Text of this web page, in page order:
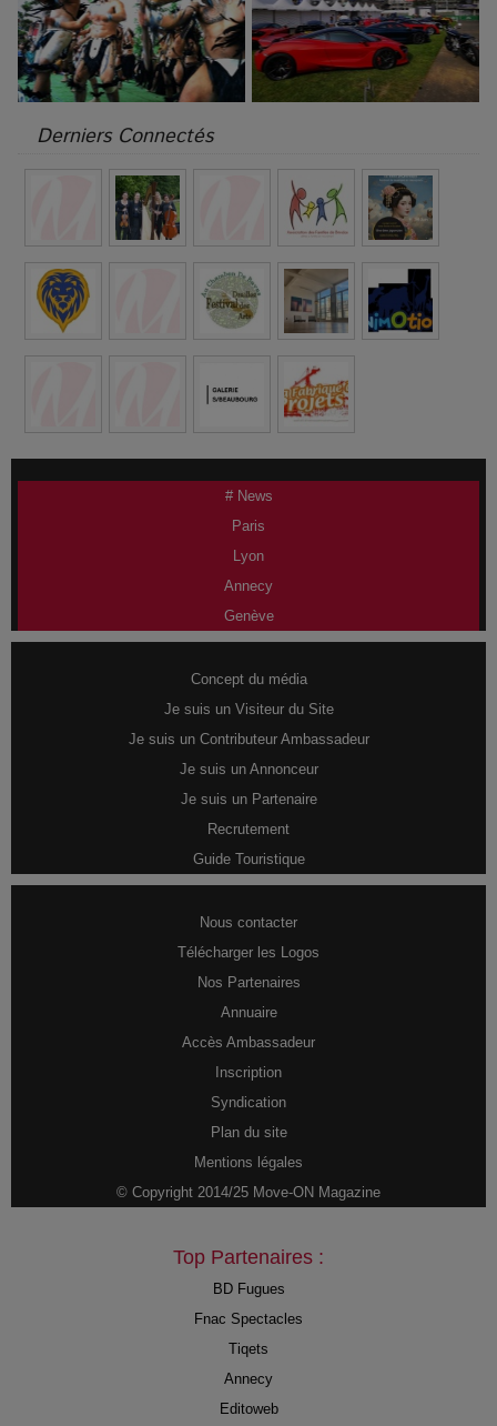
Derniers Connectés
# News
Paris
Lyon
Annecy
Genève
Concept du média
Je suis un Visiteur du Site
Je suis un Contributeur Ambassadeur
Je suis un Annonceur
Je suis un Partenaire
Recrutement
Guide Touristique
Nous contacter
Télécharger les Logos
Nos Partenaires
Annuaire
Accès Ambassadeur
Inscription
Syndication
Plan du site
Mentions légales
© Copyright 2014/25 Move-ON Magazine
Top Partenaires :
BD Fugues
Fnac Spectacles
Tiqets
Annecy
Editoweb